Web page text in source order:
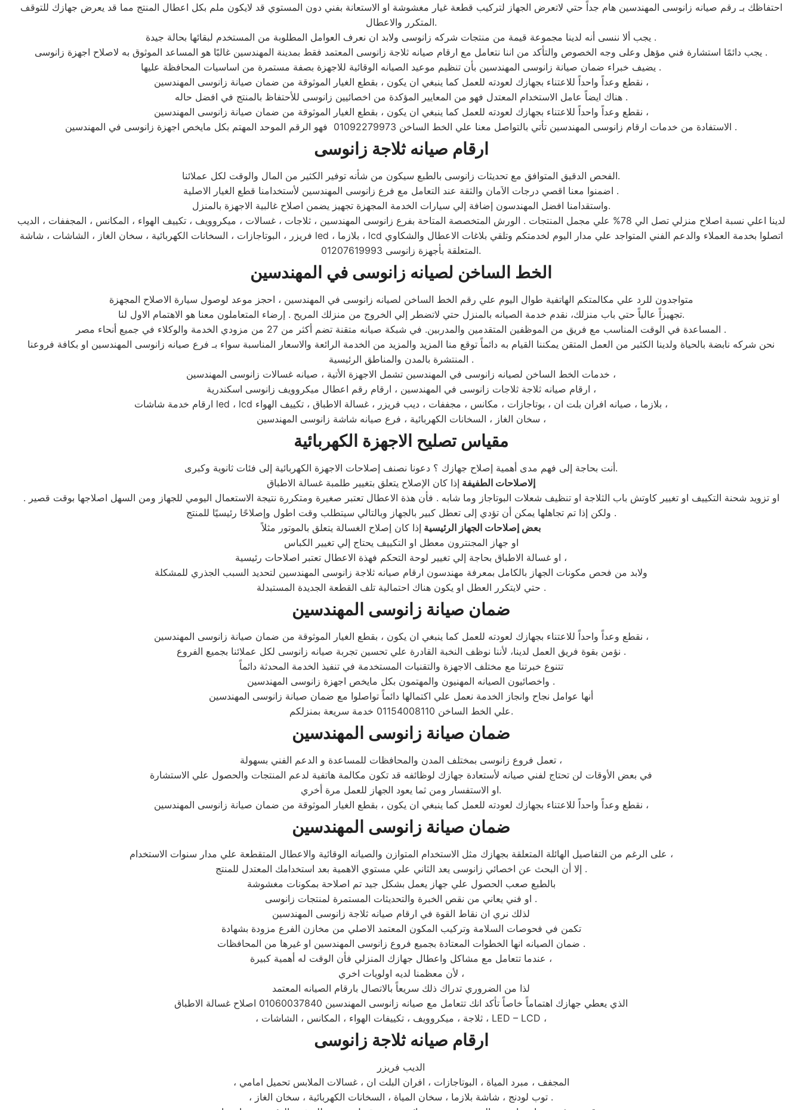
احتفاظك بـ رقم صيانه زانوسى المهندسين هام جداً حتي لاتعرض الجهاز لتركيب قطعة غيار مغشوشة او الاستعانة بفني دون المستوي قد لايكون ملم بكل اعطال المنتج مما قد يعرض جهازك للتوقف
المتكرر والاعطال.
يجب ألا ننسى أنه لدينا مجموعة قيمة من منتجات شركه زانوسى ولابد ان نعرف العوامل المطلوبة من المستخدم لبقائها بحالة جيدة .
يجب دائمًا استشارة فني مؤهل وعلى وجه الخصوص والتأكد من اننا نتعامل مع ارقام صيانه ثلاجة زانوسى المعتمد فقط بمدينة المهندسين غالبًا هو المساعد الموثوق به لاصلاح اجهزة زانوسى .
يضيف خبراء ضمان صيانة زانوسى المهندسين بأن تنظيم موعيد الصيانه الوقائية للاجهزة بصفة مستمرة من اساسيات المحافظة عليها .
نقطع وعداً واحداً للاعتناء بجهازك لعودته للعمل كما ينبغي ان يكون ، بقطع الغيار الموثوقة من ضمان صيانة زانوسى المهندسين ،
هناك ايضاً عامل الاستخدام المعتدل فهو من المعايير المؤكدة من اخصائيين زانوسى للأحتفاظ بالمنتج في افضل حاله .
نقطع وعداً واحداً للاعتناء بجهازك لعودته للعمل كما ينبغي ان يكون ، بقطع الغيار الموثوقة من ضمان صيانة زانوسى المهندسين ،
الاستفادة من خدمات ارقام زانوسى المهندسين تأتي بالتواصل معنا علي الخط الساخن 01092279973 فهو الرقم الموحد المهتم بكل مايخص اجهزة زانوسى في المهندسين .
ارقام صيانه ثلاجة زانوسى
الفحص الدقيق المتوافق مع تحديثات زانوسى بالطبع سيكون من شأنه توفير الكثير من المال والوقت لكل عملائنا.
اضمنوا معنا اقصي درجات الاَمان والثقة عند التعامل مع فرع زانوسى المهندسين لأستخدامنا قطع الغيار الاصلية .
واستقدامنا افضل المهندسون إضافة إلي سيارات الخدمة المجهزة تجهيز يضمن اصلاح غالبية الاجهزة بالمنزل.
لدينا اعلي نسبة اصلاح منزلي تصل الي 78% علي مجمل المنتجات . الورش المتخصصة المتاحة بفرع زانوسى المهندسين ، ثلاجات ، غسالات ، ميكروويف ، تكييف الهواء ، المكانس ، المجففات ، الديب
فريزر ، البوتاجازات ، السخانات الكهربائية ، سخان الغاز ، الشاشات ، شاشة led ، بلازما ، lcd اتصلوا بخدمة العملاء والدعم الفني المتواجد علي مدار اليوم لخدمتكم وتلقي بلاغات الاعطال والشكاوي
المتعلقة بأجهزة زانوسى 01207619993.
الخط الساخن لصيانه زانوسى في المهندسين
متواجدون للرد علي مكالمتكم الهاتفية طوال اليوم علي رقم الخط الساخن لصيانه زانوسى في المهندسين ، احجز موعد لوصول سيارة الاصلاح المجهزة
تجهيزاً عالياً حتي باب منزلك، نقدم خدمة الصيانه بالمنزل حتي لاتضطر إلي الخروج من منزلك المريح . إرضاء المتعاملون معنا هو الاهتمام الاول لنا.
المساعدة في الوقت المناسب مع فريق من الموظفين المتقدمين والمدربين. في شبكة صيانه متقنة تضم أكثر من 27 من مزودي الخدمة والوكلاء في جميع أنحاء مصر .
نحن شركه نابضة بالحياة ولدينا الكثير من العمل المتقن يمكننا القيام به دائماً توقع منا المزيد والمزيد من الخدمة الرائعة والاسعار المناسبة سواء بـ فرع صيانه زانوسى المهندسين او بكافة فروعنا
المنتشرة بالمدن والمناطق الرئيسية .
خدمات الخط الساخن لصيانه زانوسى في المهندسين تشمل الاجهزة الأتية ، صيانه غسالات زانوسى المهندسين ،
ارقام صيانه ثلاجة ثلاجات زانوسى في المهندسين ، ارقام رقم اعطال ميكروويف زانوسى اسكندرية ،
ارقام خدمة شاشات led ، lcd بلازما ، صيانه افران بلت ان ، بوتاجازات ، مكانس ، مجففات ، ديب فريزر ، غسالة الاطباق ، تكييف الهواء ،
سخان الغاز ، السخانات الكهربائية ، فرع صيانه شاشة زانوسى المهندسين ،
مقياس تصليح الاجهزة الكهربائية
أنت بحاجة إلى فهم مدى أهمية إصلاح جهازك ؟ دعونا نصنف إصلاحات الاجهزة الكهربائية إلى فئات ثانوية وكبرى.
إلاصلاحات الطفيفة إذا كان الإصلاح يتعلق بتغيير طلمبة غسالة الاطباق
او تزويد شحنة التكييف او تغيير كاوتش باب الثلاجة او تنظيف شعلات البوتاجاز وما شابه . فأن هذة الاعطال تعتبر صغيرة ومتكررة نتيجة الاستعمال اليومي للجهاز ومن السهل اصلاجها بوقت قصير .
ولكن إذا تم تجاهلها يمكن أن تؤدي إلى تعطل كبير بالجهاز وبالتالي سيتطلب وقت اطول وإصلاحًا رئيسيًا للمنتج .
بعض إصلاحات الجهاز الرئيسية إذا كان إصلاح الغسالة يتعلق بالموتور مثلاً
او جهاز المجنترون معطل او التكييف يحتاج إلي تغيير الكباس
او غسالة الاطباق بحاجة إلي تغيير لوحة التحكم فهذة الاعطال تعتبر اصلاحات رئيسية ،
ولابد من فحص مكونات الجهاز بالكامل بمعرفة مهندسون ارقام صيانه ثلاجة زانوسى المهندسين لتحديد السبب الجذري للمشكلة
حتي لايتكرر العطل او يكون هناك احتمالية تلف القطعة الجديدة المستبدلة .
ضمان صيانة زانوسى المهندسين
نقطع وعداً واحداً للاعتناء بجهازك لعودته للعمل كما ينبغي ان يكون ، بقطع الغيار الموثوقة من ضمان صيانة زانوسى المهندسين ،
نؤمن بقوة فريق العمل لدينا، لأننا نوظف النخبة القادرة علي تحسين تجربة صيانه زانوسى لكل عملائنا بجميع الفروع .
تتنوع خبرتنا مع مختلف الاجهزة والتقنيات المستخدمة في تنفيذ الخدمة المحدثة دائماً
واخصائيون الصيانه المهنيون والمهتمون بكل مايخص اجهزة زانوسى المهندسين .
أنها عوامل نجاح وانجاز الخدمة نعمل علي اكتمالها دائماً تواصلوا مع ضمان صيانة زانوسى المهندسين
علي الخط الساخن 01154008110 خدمة سريعة بمنزلكم.
ضمان صيانة زانوسى المهندسين
تعمل فروع زانوسى بمختلف المدن والمحافظات للمساعدة و الدعم الفني بسهولة ،
في بعض الأوقات لن تحتاج لفني صيانه لأستعادة جهازك لوظائفه قد تكون مكالمة هاتفية لدعم المنتجات والحصول علي الاستشارة
او الاستفسار ومن ثما يعود الجهاز للعمل مرة أخري.
نقطع وعداً واحداً للاعتناء بجهازك لعودته للعمل كما ينبغي ان يكون ، بقطع الغيار الموثوقة من ضمان صيانة زانوسى المهندسين ،
ضمان صيانة زانوسى المهندسين
على الرغم من التفاصيل الهائلة المتعلقة بجهازك مثل الاستخدام المتوازن والصيانه الوقائية والاعطال المتقطعة علي مدار سنوات الاستخدام ،
إلا أن البحث عن اخصائي زانوسى يعد الثاني علي مستوي الاهمية بعد استخدامك المعتدل للمنتج .
بالطبع صعب الحصول علي جهاز يعمل بشكل جيد تم اصلاحة بمكونات مغشوشة
او فني يعاني من نقص الخبرة والتحديثات المستمرة لمنتجات زانوسى .
لذلك نري ان نقاط القوة في ارقام صيانه ثلاجة زانوسى المهندسين
تكمن في فحوصات السلامة وتركيب المكون المعتمد الاصلي من مخازن الفرع مزودة بشهادة
ضمان الصيانه انها الخطوات المعتادة بجميع فروع زانوسى المهندسين او غيرها من المحافظات .
عندما تتعامل مع مشاكل واعطال جهازك المنزلي فأن الوقت له أهمية كبيرة ،
لأن معظمنا لديه اولويات اخري ،
لذا من الضروري تدراك ذلك سريعاً بالاتصال بارقام الصيانه المعتمد
الذي يعطي جهازك اهتماماً خاصاً تأكد انك تتعامل مع صيانه زانوسى المهندسين 01060037840 اصلاح غسالة الاطباق
، ثلاجة ، ميكروويف ، تكييفات الهواء ، المكانس ، الشاشات ، LED – LCD ،
ارقام صيانه ثلاجة زانوسى
الديب فريزر
، المجفف ، مبرد المياة ، البوتاجازات ، افران البلت ان ، غسالات الملابس تحميل امامي
، توب لودنج ، شاشة بلازما ، سخان المياة ، السخانات الكهربائية ، سخان الغاز .